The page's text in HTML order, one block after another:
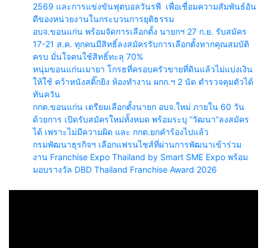
2569 และการแข่งขันฟุตบอลวันรพี เพื่อเชื่อมความสัมพันธ์อัน
ดีของหน่วยงานในกระบวนการยุติธรรม
อบจ.ขอนแก่น พร้อมจัดการเลือกตั้ง นายกฯ 27 ก.ย. รับสมัคร
17-21 ส.ค. ทุกคนมีสิทธิ์ลงสมัครรับการเลือกตั้งหากคุณสมบัติ
ครบ มั่นใจคนใช้สิทธิ์ทะลุ 70%
หนุ่มขอนแก่นเมายา โกรธที่ครอบครัวขายที่ดินแล้วไม่แบ่งเงิน
ให้ใช้ คว้าหนังสติ๊กยิง ห้องทำงาน ผกก.ฯ 2 นัด ตำรวจคุมตัวได้
ทันควัน
กกต.ขอนแก่น เตรียมเลือกตั้งนายก อบจ.ใหม่ ภายใน 60 วัน
ด้วยการ เปิดรับสมัครใหม่ทั้งหมด พร้อมระบุ “วัฒนา”ลงสมัคร
ได้ เพราะไม่มีความผิด และ กกต.ยกคำร้องไปแล้ว
กรมพัฒนาธุรกิจฯ เลือกแฟรนไชส์ที่ผ่านการพัฒนาเข้าร่วม
งาน Franchise Expo Thailand by Smart SME Expo พร้อม
มอบรางวัล DBD Thailand Franchise Award 2026